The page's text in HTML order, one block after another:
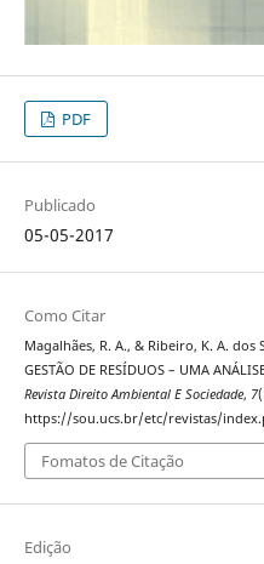
PDF
Publicado
05-05-2017
Como Citar
Magalhães, R. A., & Ribeiro, K. A. dos
GESTÃO DE RESÍDUOS – UMA
Revista Direito Ambiental E Sociedade, 7
https://sou.ucs.br/etc/revistas/
Fomatos de Citação
Edição